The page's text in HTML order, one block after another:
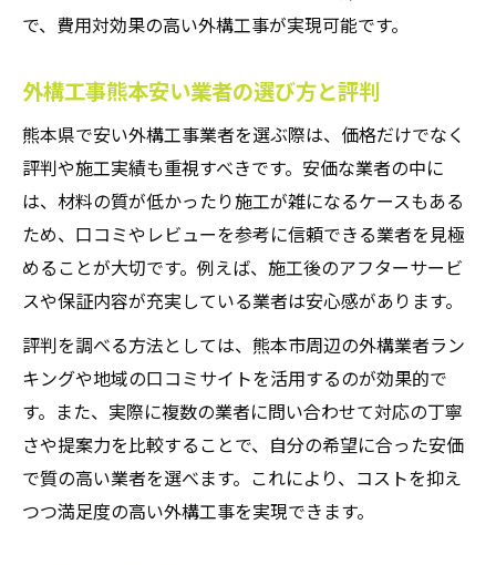
で、費用対効果の高い外構工事が実現可能です。
外構工事熊本安い業者の選び方と評判
熊本県で安い外構工事業者を選ぶ際は、価格だけでなく
評判や施工実績も重視すべきです。安価な業者の中に
は、材料の質が低かったり施工が雑になるケースもある
ため、口コミやレビューを参考に信頼できる業者を見極
めることが大切です。例えば、施工後のアフターサービ
スや保証内容が充実している業者は安心感があります。
評判を調べる方法としては、熊本市周辺の外構業者ラン
キングや地域の口コミサイトを活用するのが効果的で
す。また、実際に複数の業者に問い合わせて対応の丁寧
さや提案力を比較することで、自分の希望に合った安価
で質の高い業者を選べます。これにより、コストを抑え
つつ満足度の高い外構工事を実現できます。